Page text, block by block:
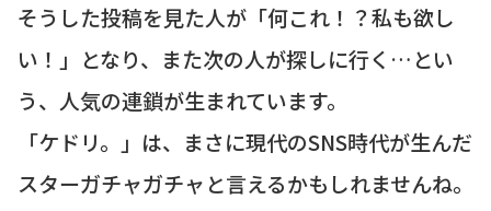
そうした投稿を見た人が「何これ！？私も欲し
い！」となり、また次の人が探しに行く…とい
う、人気の連鎖が生まれています。
「ケドリ。」は、まさに現代のSNS時代が生んだ
スターガチャガチャと言えるかもしれませんね。